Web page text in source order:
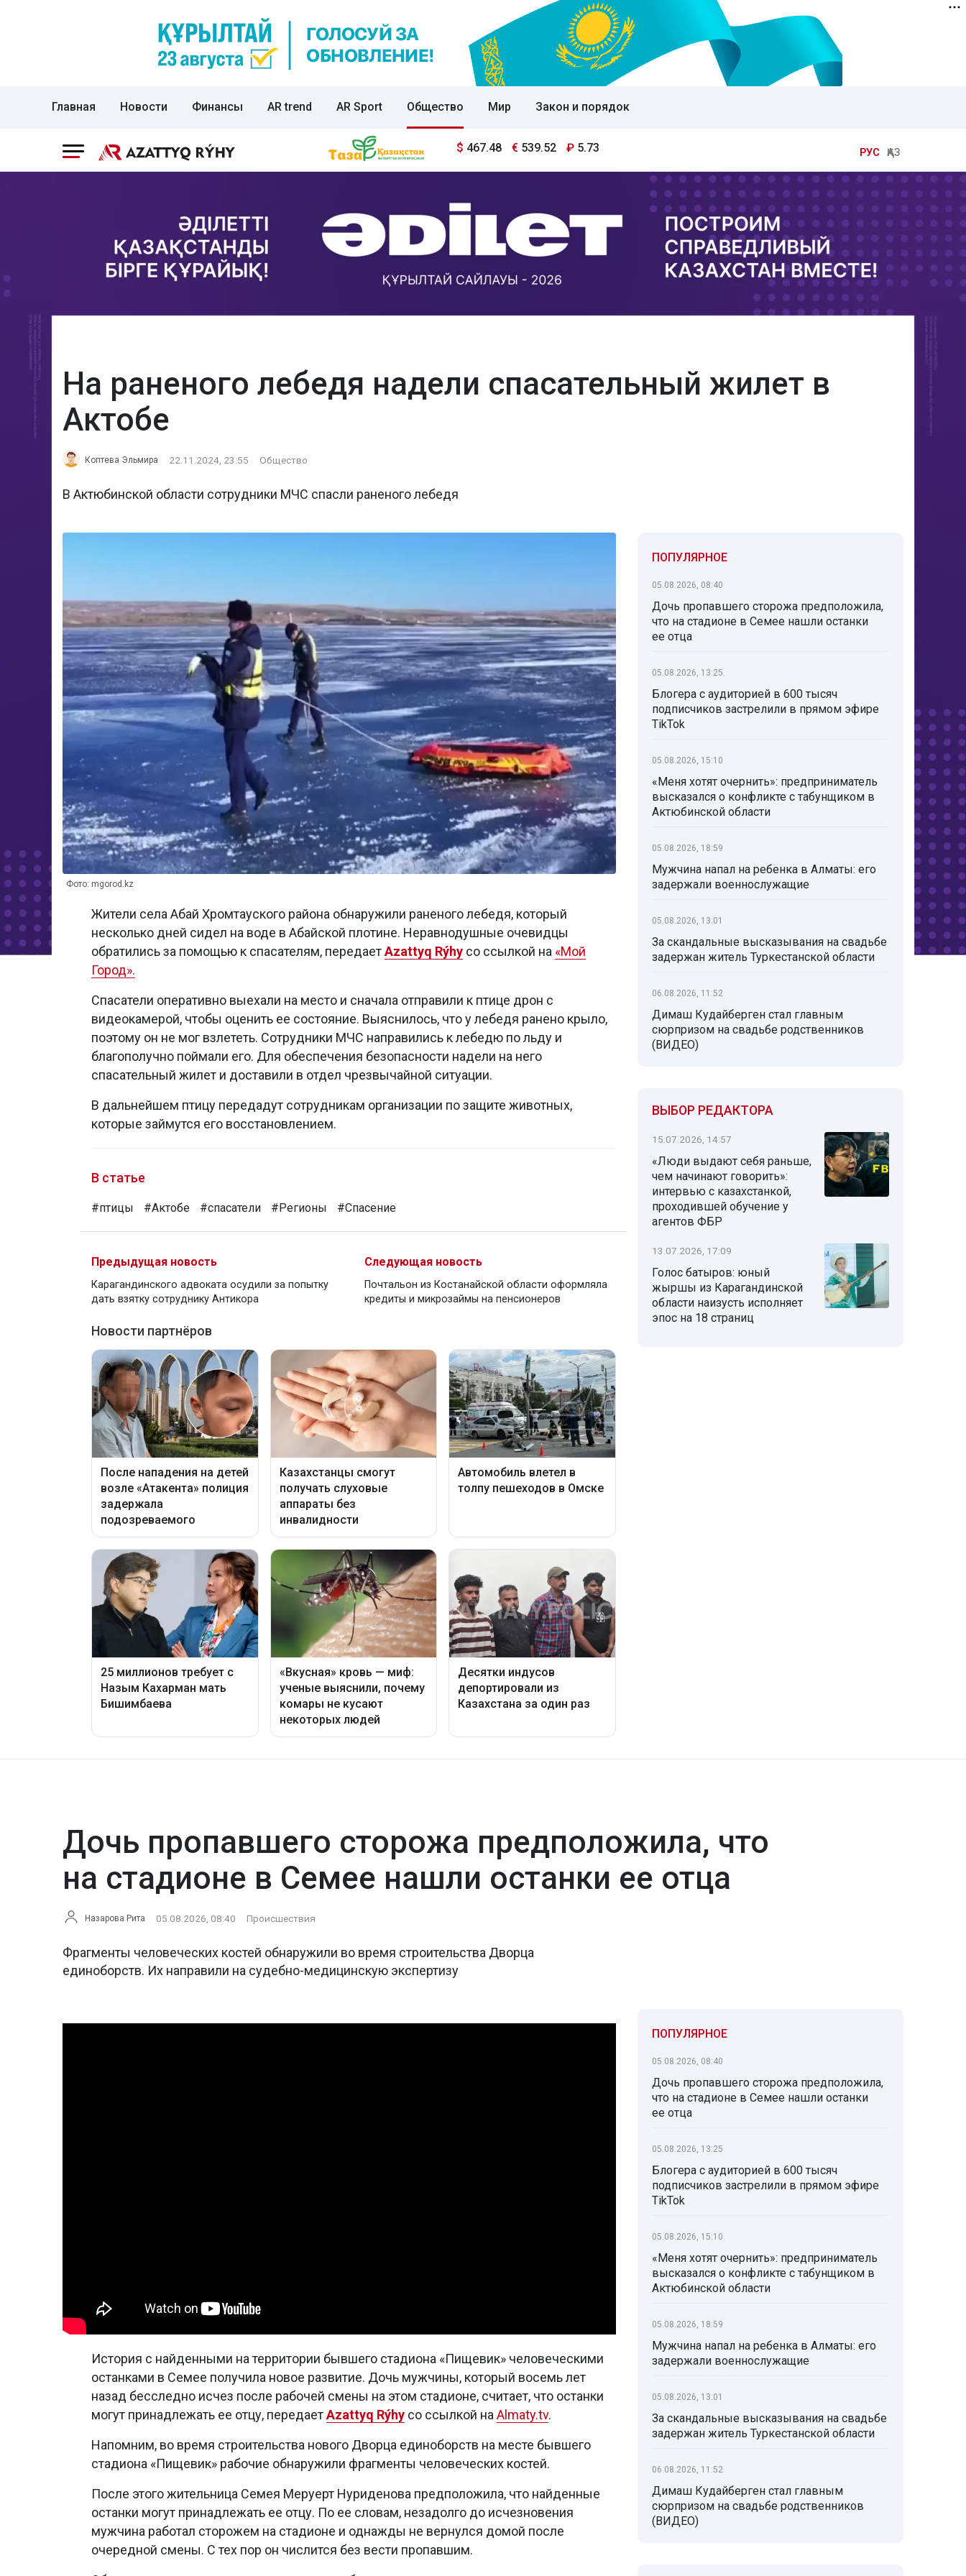
Главная Новости Финансы AR trend AR Sport Общество Мир Закон и порядок
$ 467.48 € 539.52 ₽ 5.73 РУС ҚАЗ
На раненого лебедя надели спасательный жилет в
Актобе
Коптева Эльмира 22.11.2024, 23:55 Общество
В Актюбинской области сотрудники МЧС спасли раненого лебедя
Фото: mgorod.kz
Жители села Абай Хромтауского района обнаружили раненого лебедя, который
несколько дней сидел на воде в Абайской плотине. Неравнодушные очевидцы
обратились за помощью к спасателям, передаетAzattyq Rýhy со ссылкой на «Мой
Город».
Спасатели оперативно выехали на место и сначала отправили к птице дрон с
видеокамерой, чтобы оценить ее состояние. Выяснилось, что у лебедя ранено крыло,
поэтому он не мог взлететь. Сотрудники МЧС направились к лебедю по льду и
благополучно поймали его. Для обеспечения безопасности надели на него
спасательный жилет и доставили в отдел чрезвычайной ситуации.
В дальнейшем птицу передадут сотрудникам организации по защите животных,
которые займутся его восстановлением.
В статье
#птицы #Актобе #спасатели #Регионы #Спасение
Предыдущая новость
Карагандинского адвоката осудили за попытку
дать взятку сотруднику Антикора
Следующая новость
Почтальон из Костанайской области оформляла
кредиты и микрозаймы на пенсионеров
ПОПУЛЯРНОЕ
05.08.2026, 08:40
Дочь пропавшего сторожа предположила,
что на стадионе в Семее нашли останки
ее отца
05.08.2026, 13:25
Блогера с аудиторией в 600 тысяч
подписчиков застрелили в прямом эфире
TikTok
05.08.2026, 15:10
«Меня хотят очернить»: предприниматель
высказался о конфликте с табунщиком в
Актюбинской области
05.08.2026, 18:59
Мужчина напал на ребенка в Алматы: его
задержали военнослужащие
05.08.2026, 13:01
За скандальные высказывания на свадьбе
задержан житель Туркестанской области
06.08.2026, 11:52
Димаш Кудайберген стал главным
сюрпризом на свадьбе родственников
(ВИДЕО)
ВЫБОР РЕДАКТОРА
15.07.2026, 14:57
«Люди выдают себя раньше,
чем начинают говорить»:
интервью с казахстанкой,
проходившей обучение у
агентов ФБР
13.07.2026, 17:09
Голос батыров: юный
жыршы из Карагандинской
области наизусть исполняет
эпос на 18 страниц
Дочь пропавшего сторожа предположила, что
на стадионе в Семее нашли останки ее отца
Назарова Рита 05.08.2026, 08:40 Происшествия
Фрагменты человеческих костей обнаружили во время строительства Дворца
единоборств. Их направили на судебно-медицинскую экспертизу
История с найденными на территории бывшего стадиона «Пищевик» человеческими
останками в Семее получила новое развитие. Дочь мужчины, который восемь лет
назад бесследно исчез после рабочей смены на этом стадионе, считает, что останки
могут принадлежать ее отцу, передаетAzattyq Rýhy со ссылкой на Almaty.tv.
Напомним, во время строительства нового Дворца единоборств на месте бывшего
стадиона «Пищевик» рабочие обнаружили фрагменты человеческих костей.
После этого жительница Семея Меруерт Нуриденова предположила, что найденные
останки могут принадлежать ее отцу. По ее словам, незадолго до исчезновения
мужчина работал сторожем на стадионе и однажды не вернулся домой после
очередной смены. С тех пор он числится без вести пропавшим.
ПОПУЛЯРНОЕ
05.08.2026, 08:40
Дочь пропавшего сторожа предположила,
что на стадионе в Семее нашли останки
ее отца
05.08.2026, 13:25
Блогера с аудиторией в 600 тысяч
подписчиков застрелили в прямом эфире
TikTok
05.08.2026, 15:10
«Меня хотят очернить»: предприниматель
высказался о конфликте с табунщиком в
Актюбинской области
05.08.2026, 18:59
Мужчина напал на ребенка в Алматы: его
задержали военнослужащие
05.08.2026, 13:01
За скандальные высказывания на свадьбе
задержан житель Туркестанской области
06.08.2026, 11:52
Димаш Кудайберген стал главным
сюрпризом на свадьбе родственников
(ВИДЕО)